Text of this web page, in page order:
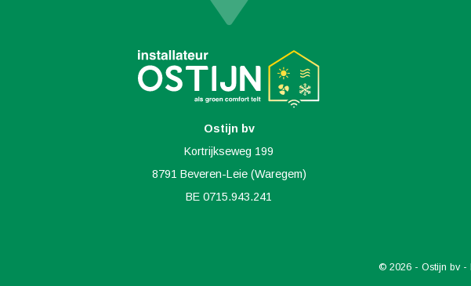
Ostijn bv
Kortrijkseweg 199
8791 Beveren-Leie (Waregem)
BE 0715.943.241
© 2026 - Ostijn bv -